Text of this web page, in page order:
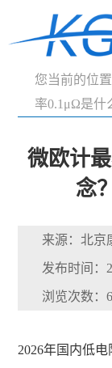
您当前的位置
率0.1μΩ是什
微欧计
念
来源：北京
发布时间：
浏览次数：
2026年国内低